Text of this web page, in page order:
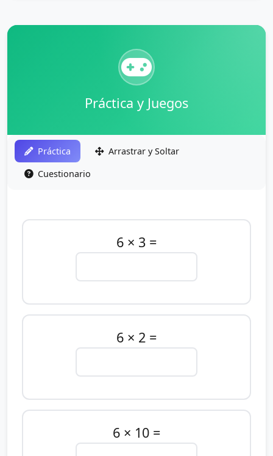
Práctica y Juegos
Práctica
Arrastrar y Soltar
Cuestionario
6 × 3 =
6 × 2 =
6 × 10 =